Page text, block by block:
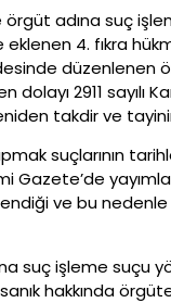
adına suç
4. fıkra
dolayı 2911
takdir ve
suçlarının
ve bu nedenle
suç işleme suçu
hakkında